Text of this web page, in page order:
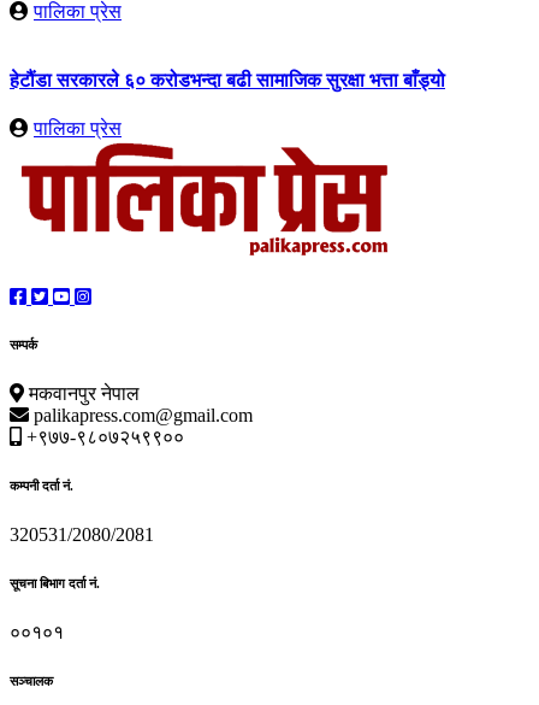
पालिका प्रेस
हेटौंडा सरकारले ६० करोडभन्दा बढी सामाजिक सुरक्षा भत्ता बाँड्यो
पालिका प्रेस
सम्पर्क
मकवानपुर नेपाल
palikapress.com@gmail.com
+९७७-९८०७२५९९००
कम्पनी दर्ता नं.
320531/2080/2081
सूचना बिभाग दर्ता नं.
००१०१
सञ्चालक